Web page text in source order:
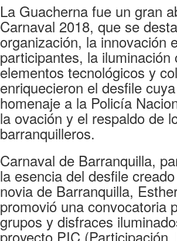
La Guacherna fue un gran
Carnaval 2018, que se
organización, la innovación
participantes, la iluminación
elementos tecnológicos y
enriquecieron el desfile
homenaje a la Policía
la ovación y el respaldo de
barranquilleros.
Carnaval de Barranquilla,
la esencia del desfile
novia de Barranquilla,
promovió una convocatoria
grupos y disfraces
proyecto PIC